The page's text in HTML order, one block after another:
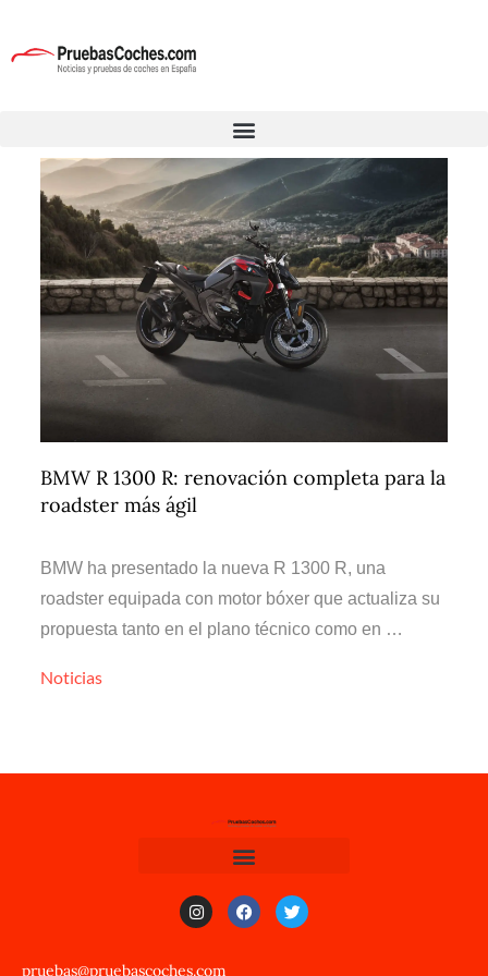
BMW R 1300 R: renovación completa para la
roadster más ágil
BMW ha presentado la nueva R 1300 R, una
roadster equipada con motor bóxer que actualiza su
propuesta tanto en el plano técnico como en …
Noticias
pruebas@pruebascoches.com